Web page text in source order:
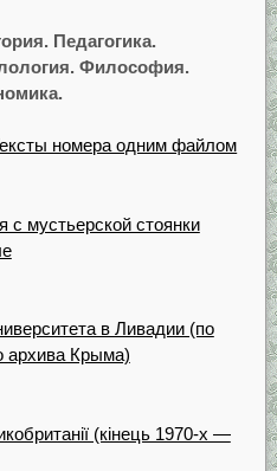
Педагогика.
Философия.
номера одним файлом
мустьерской стоянки
в Ливадии (по
архива Крыма)
(кінець 1970-х —